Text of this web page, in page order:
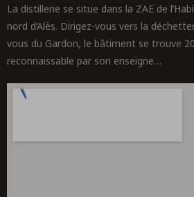
La distillerie se situe dans la ZAE de
nord d’Alès. Dirigez-vous vers la
vous du Gardon, le bâtiment se trouve
reconnaissable par son enseigne…